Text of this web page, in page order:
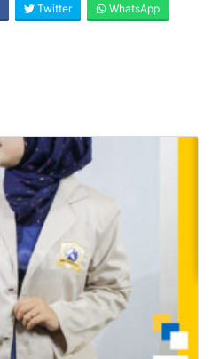
Twitter WhatsApp